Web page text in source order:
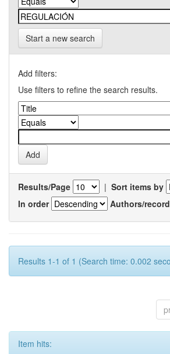
Start a new search
Add filters:
Use filters to refine the search results.
Results/Page | Sort items by
In order
Authors/record
Results 1-1 of 1 (Search time: 0.002
Item hits: